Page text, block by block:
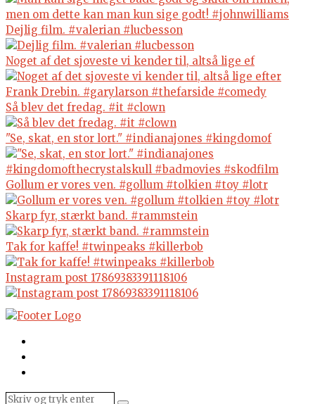
Dejlig film. #valerian #lucbesson
Noget af det sjoveste vi kender til, altså lige ef
Så blev det fredag. #it #clown
"Se, skat, en stor lort." #indianajones #kingdomof
Gollum er vores ven. #gollum #tolkien #toy #lotr
Skarp fyr, stærkt band. #rammstein
Tak for kaffe! #twinpeaks #killerbob
Instagram post 17869383391118106